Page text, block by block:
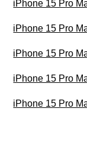
iPhone 15 Pro
iPhone 15 Pro
iPhone 15 Pro
iPhone 15 Pro
iPhone 15 Pro